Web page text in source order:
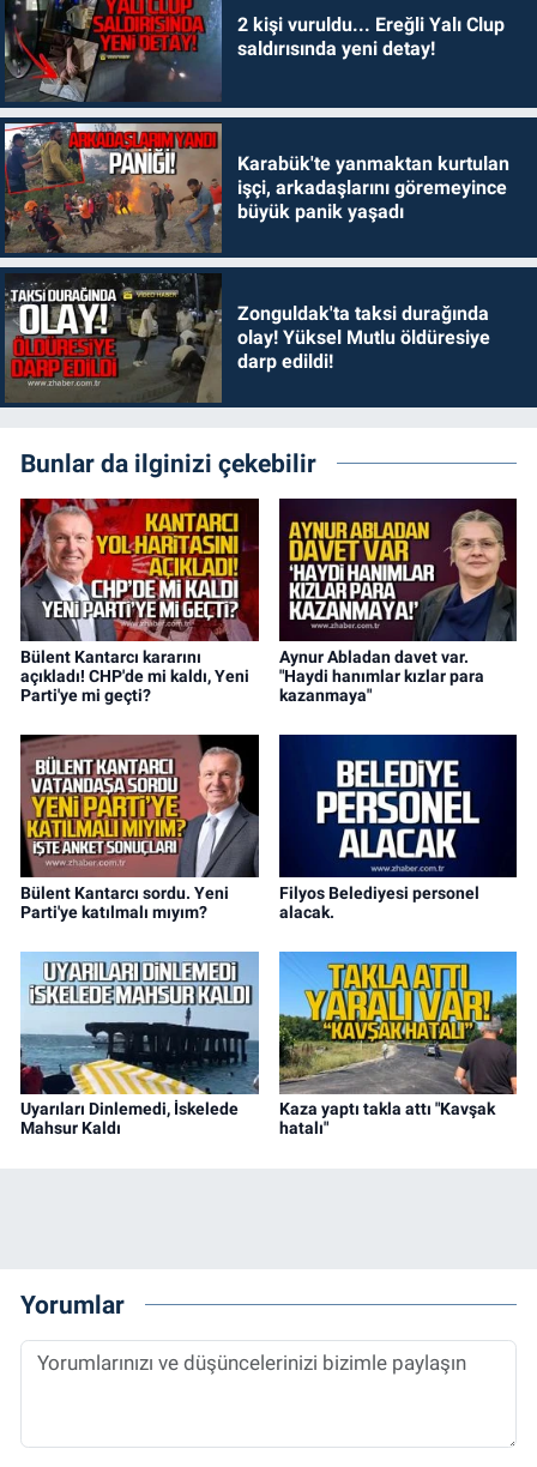
2 kişi vuruldu... Ereğli Yalı Clup
saldırısında yeni detay!
Karabük'te yanmaktan kurtulan
işçi, arkadaşlarını göremeyince
büyük panik yaşadı
Zonguldak'ta taksi durağında
olay! Yüksel Mutlu öldüresiye
darp edildi!
Bunlar da ilginizi çekebilir
Bülent Kantarcı kararını
açıkladı! CHP'de mi kaldı, Yeni
Parti'ye mi geçti?
Aynur Abladan davet var.
"Haydi hanımlar kızlar para
kazanmaya"
Bülent Kantarcı sordu. Yeni
Parti'ye katılmalı mıyım?
Filyos Belediyesi personel
alacak.
Uyarıları Dinlemedi, İskelede
Mahsur Kaldı
Kaza yaptı takla attı "Kavşak
hatalı"
Yorumlar